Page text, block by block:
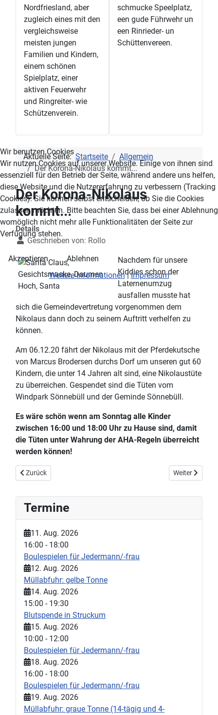
Nordfriesland, aber
zugleich eines mit den
vergleichsweise
meisten jungen
Familien und Kindern,
einem schönen
Spielplatz, einer
aktiven Feuerwehr
und Ringreiter- wie
Schützenverein.
schmucke Speelplatz,
een gude Führwehr un
een Rinrieder- un
Schüttenvereen.
Aktuelle Seite:Startseite
Allgemein
Der Korona-Nikolaus kommt...
Der Korona-Nikolaus
kommt...
Details
Geschrieben von: Rollo
Nachdem für unsere
Kiddies schon der
Laternenumzug
ausfallen musste hat
sich die Gemeindevertretung vorgenommen dem
Nikolaus dann doch zu seinem Auftritt verhelfen zu
können.
Am 06.12.20 fährt der Nikolaus mit der Pferdekutsche
von Marcus Brodersen durchs Dorf um unseren gut 60
Kindern, die unter 14 Jahren alt sind, eine Nikolaustüte
zu überreichen. Gespendet sind die Tüten vom
Windpark Sönnebüll und der Geminde Sönnebüll.
Es wäre schön wenn am Sonntag alle Kinder
zwischen 16:00 und 18:00 Uhr zu Hause sind, damit
die Tüten unter Wahrung der AHA-Regeln überreicht
werden können!
Vorheriger Beitrag: Der Nikolaus war in Sönnebüll mit der
Zurück Nächster
Weiter
Termine
11. Aug. 2026
16:00 - 18:00
Boulespielen für Jedermann/-frau
12. Aug. 2026
Müllabfuhr: gelbe Tonne
14. Aug. 2026
15:00 - 19:30
Blutspende in Struckum
15. Aug. 2026
10:00 - 12:00
Boulespielen für Jedermann/-frau
18. Aug. 2026
16:00 - 18:00
Boulespielen für Jedermann/-frau
19. Aug. 2026
Müllabfuhr: graue Tonne (14-tägig und 4-
Wir benutzen Cookies
Wir nutzen Cookies auf unserer Website. Einige von ihnen sind
essenziell für den Betrieb der Seite, während andere uns helfen,
diese Website und die Nutzererfahrung zu verbessern (Tracking
Cookies). Sie können selbst entscheiden, ob Sie die Cookies
zulassen möchten. Bitte beachten Sie, dass bei einer Ablehnung
womöglich nicht mehr alle Funktionalitäten der Seite zur
Verfügung stehen.
Akzeptieren
Ablehnen
Weitere Informationen|Impressum